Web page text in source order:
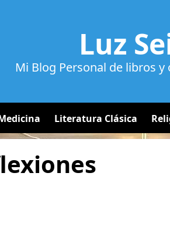
Luz
Mi Blog Personal de libros y
Literatura Clásica